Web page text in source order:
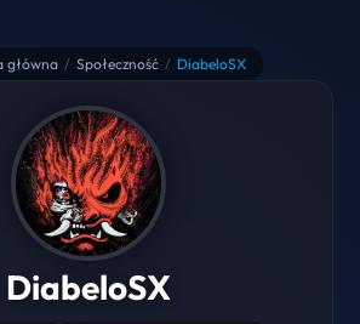
główna / Społeczność / DiabeloSX
DiabeloSX